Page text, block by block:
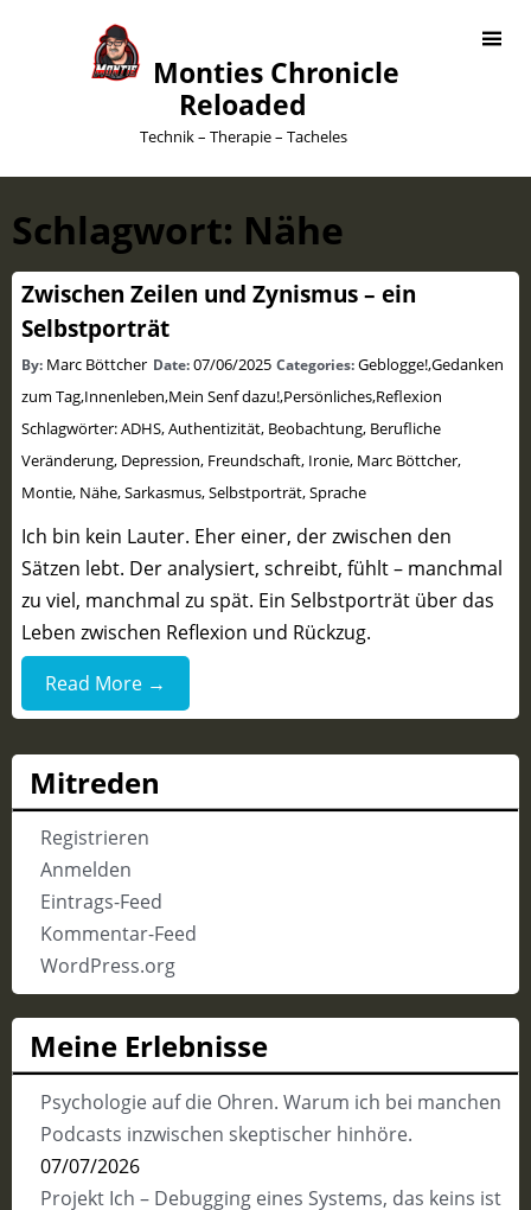
Monties Chronicle
Reloaded
Technik – Therapie – Tacheles
Schlagwort: Nähe
Zwischen Zeilen und Zynismus – ein
Selbstporträt
By: Marc Böttcher Date:07/06/2025 Categories:Geblogge!,Gedanken
zum Tag,Innenleben,Mein Senf dazu!,Persönliches,Reflexion
Schlagwörter:ADHS,Authentizität, Beobachtung, Berufliche
Veränderung, Depression, Freundschaft, Ironie, Marc Böttcher,
Montie, Nähe,Sarkasmus,Selbstporträt,Sprache
Ich bin kein Lauter. Eher einer, der zwischen den
Sätzen lebt. Der analysiert, schreibt, fühlt – manchmal
zu viel, manchmal zu spät. Ein Selbstporträt über das
Leben zwischen Reflexion und Rückzug.
Read More →
Mitreden
Registrieren
Anmelden
Eintrags-Feed
Kommentar-Feed
WordPress.org
Meine Erlebnisse
Psychologie auf die Ohren. Warum ich bei manchen
Podcasts inzwischen skeptischer hinhöre.
07/07/2026
Projekt Ich – Debugging eines Systems, das keins ist